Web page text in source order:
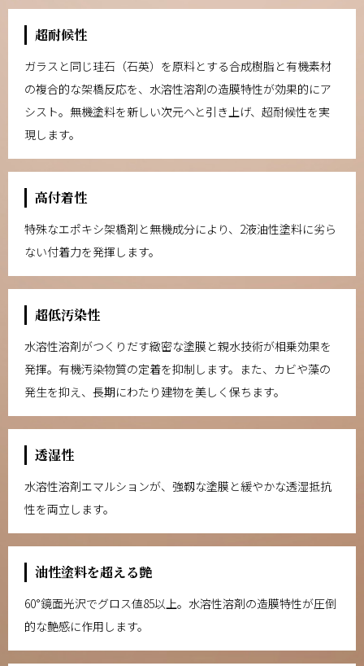
超耐候性
ガラスと同じ珪石（石英）を原料とする合成樹脂と有機素材
の複合的な架橋反応を、水溶性溶剤の造膜特性が効果的にア
シスト。無機塗料を新しい次元へと引き上げ、超耐候性を実
現します。
高付着性
特殊なエポキシ架橋剤と無機成分により、2液油性塗料に劣ら
ない付着力を発揮します。
超低汚染性
水溶性溶剤がつくりだす緻密な塗膜と親水技術が相乗効果を
発揮。有機汚染物質の定着を抑制します。また、カビや藻の
発生を抑え、長期にわたり建物を美しく保ちます。
透湿性
水溶性溶剤エマルションが、強靱な塗膜と緩やかな透湿抵抗
性を両立します。
油性塗料を超える艶
60°鏡面光沢でグロス値85以上。水溶性溶剤の造膜特性が圧倒
的な艶感に作用します。